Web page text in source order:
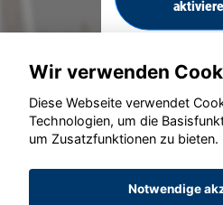
© konjunkturmotor.de
Wir verwenden
Diese Webseite verwendet
Technologien, um die
um Zusatzfunktionen zu bieten.
Notwendige